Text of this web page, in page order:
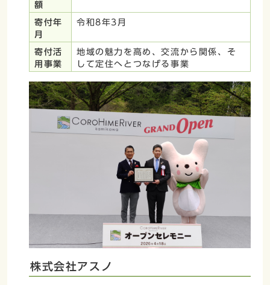
額
寄付年
月
令和8年3月
寄付活
用事業
地域の魅力を高め、交流から関係、そ
して定住へとつなげる事業
株式会社アスノ